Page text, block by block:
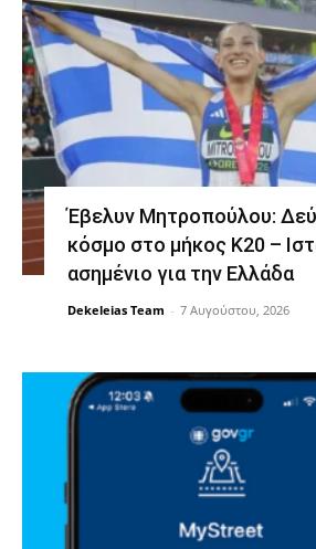
Έβελυν Μητροπούλου:
κόσμο στο μήκος Κ20 –
ασημένιο για την Ελλάδα
Dekeleias Team - 7 Αυγούστου, 2026